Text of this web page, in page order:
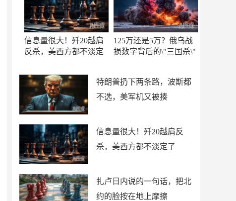
信息量很大！歼20越肩
反杀，美西方都不淡定
125万还是5万？俄乌战
损数字背后的\"三国杀\"
特朗普扔下两条路，波斯都
不选，美军机又被揍
信息量很大！歼20越肩反
杀，美西方都不淡定了
扎卢日内说的一句话，把北
约的脸按在地上摩擦